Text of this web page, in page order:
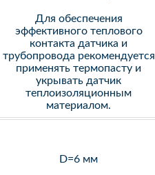
Для обеспечения
эффективного теплового
контакта датчика и
трубопровода рекомендуется
применять термопасту и
укрывать датчик
теплоизоляционным
материалом.
D=6 мм